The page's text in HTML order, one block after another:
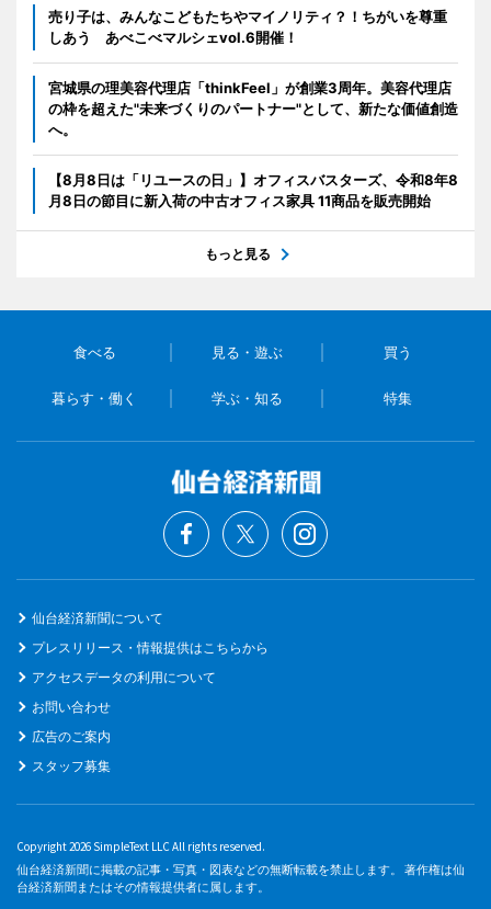
売り子は、みんなこどもたちやマイノリティ？！ちがいを尊重
しあう あべこべマルシェvol.6開催！
宮城県の理美容代理店「thinkFeel」が創業3周年。美容代理店
の枠を超えた"未来づくりのパートナー"として、新たな価値創造
へ。
【8月8日は「リユースの日」】オフィスバスターズ、令和8年8
月8日の節目に新入荷の中古オフィス家具 11商品を販売開始
もっと見る
食べる 見る・遊ぶ 買う
暮らす・働く 学ぶ・知る 特集
仙台経済新聞について
プレスリリース・情報提供はこちらから
アクセスデータの利用について
お問い合わせ
広告のご案内
スタッフ募集
Copyright 2026 SimpleText LLC All rights reserved.
仙台経済新聞に掲載の記事・写真・図表などの無断転載を禁止します。 著作権は仙
台経済新聞またはその情報提供者に属します。